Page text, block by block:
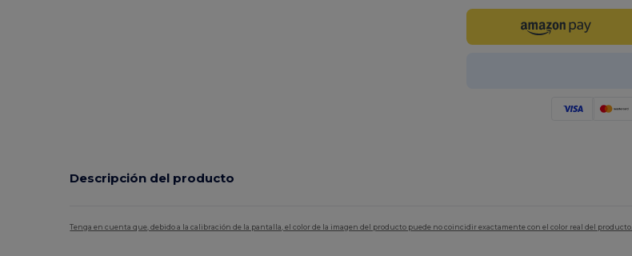
Descripción del producto
Tenga en cuenta que, debido a la calibración de la pantalla, el color de la imagen del producto puede no coincidir exactamente con el color real del producto.